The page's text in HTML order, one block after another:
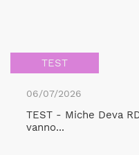
TEST
06/07/2026
TEST - Miche Deva
vanno...